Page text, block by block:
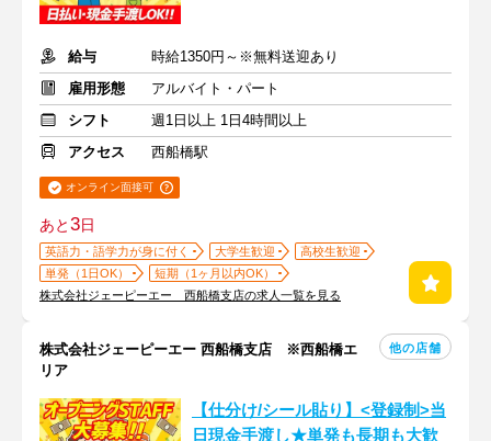
給与
時給1350円～※無料送迎あり
雇用形態
アルバイト・パート
シフト
週1日以上 1日4時間以上
アクセス
西船橋駅
オンライン面接可
あと3日
英語力・語学力が身に付く 大学生歓迎
高校生歓迎
単発（1日OK）
短期（1ヶ月以内OK）
株式会社ジェーピーエー 西船橋支店の求人一覧を見る
株式会社ジェーピーエー 西船橋支店 ※西船橋エ
リア
他の店舗
【仕分け/シール貼り】<登録制>当
日現金手渡し★単発も長期も大歓